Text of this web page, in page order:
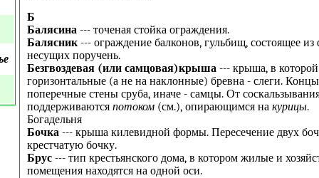
Б
Балясина --- точеная стойка ограждения.
Балясник--- ограждение балконов, гульбищ, состоящее из
несущих поручень.
Безгвоздевая (или самцовая)крыша --- крыша, в которой
горизонтальные (а не на наклонные) бревна - слеги.
поперечные стены сруба, иначе - самцы. От
поддерживаются потоком (см.), опирающимся на курицы.
Богадельня
Бочка--- крыша килевидной формы. Пересечение двух
крестчатую бочку.
Брус --- тип крестьянского дома, в котором жилые и
помещения находятся на одной оси.